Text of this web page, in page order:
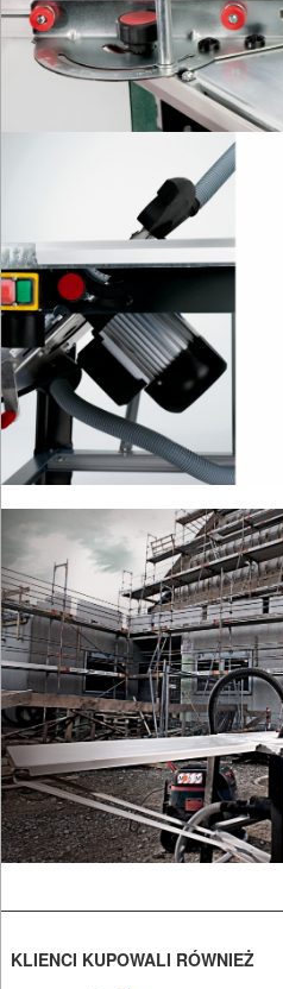
AGREGATY
PRĄDOWE
SPRZĘT
AGD
OGRODNICZE
NARZĘDZIA
PILARKI-
KOSIARKI-
KOSY
MYJKI
CIŚNIENIOWE
KLIENCI KUPOWALI RÓWNIEŻ